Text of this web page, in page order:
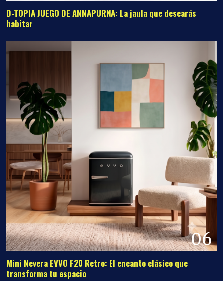
D-TOPIA JUEGO DE ANNAPURNA: La jaula que desearás
habitar
06
Mini Nevera EVVO F20 Retro: El encanto clásico que
transforma tu espacio